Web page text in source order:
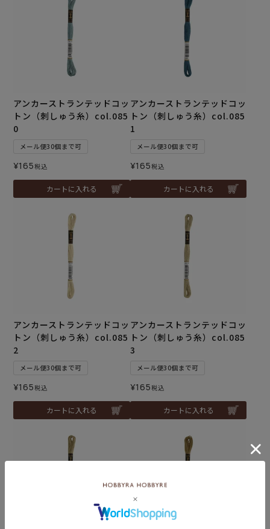
アンカーストランテッドコッ
トン（刺しゅう糸）col.085
0
メール便30個まで可
¥165税込
カートに入れる
アンカーストランテッドコッ
トン（刺しゅう糸）col.085
1
メール便30個まで可
¥165税込
カートに入れる
アンカーストランテッドコッ
トン（刺しゅう糸）col.085
2
メール便30個まで可
¥165税込
カートに入れる
アンカーストランテッドコッ
トン（刺しゅう糸）col.085
3
メール便30個まで可
¥165税込
カートに入れる